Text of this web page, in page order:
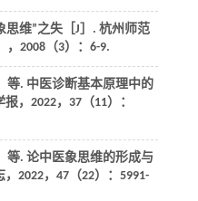
思维”之失［J］. 杭州师范
， 2008（3）：6-9.
等. 中医诊断基本原理中的
报， 2022， 37（11）：
等. 论中医象思维的形成与
， 2022， 47（22）：5991-